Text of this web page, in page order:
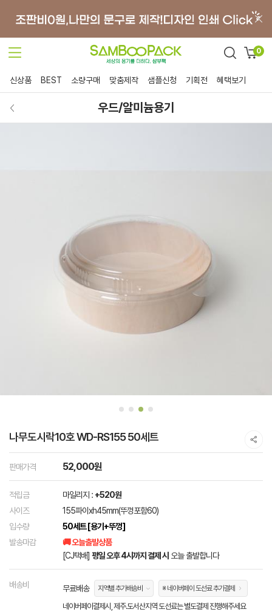
0
신상품 BEST 소량구매 맞춤제작 샘플신청 기획전 혜택보기
우드/알미늄용기
나무도시락10호 WD-RS155 50세트
판매가격 52,000원
적립금 마일리지 : +520원
사이즈
155파이xh45mm(뚜껑포함60)
입수량
50세트 [용기+뚜껑]
발송마감
🚚 오늘출발상품
[CJ택배] 평일 오후 4시까지 결제 시 오늘 출발합니다
배송비 무료배송 지역별 추가배송비 ※ 네이버페이 도선료 추가결제
네이버페이결제시, 제주.도서산지역 도선료는 별도결제 진행해주세요